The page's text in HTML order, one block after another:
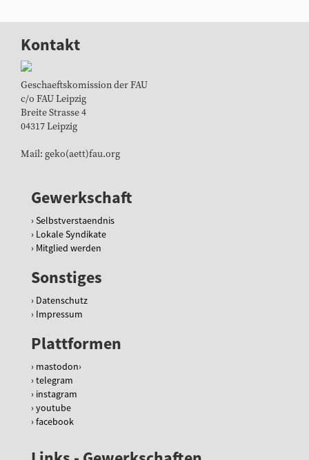
Kontakt
Geschaeftskomission der FAU
c/o FAU Leipzig
Breite Strasse 4
04317 Leipzig
Mail: geko(aett)fau.org
Gewerkschaft
Selbstverstaendnis
Lokale Syndikate
Mitglied werden
Sonstiges
Datenschutz
Impressum
Plattformen
mastodon
telegram
instagram
youtube
facebook